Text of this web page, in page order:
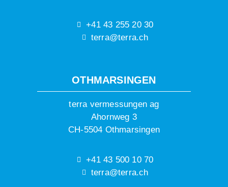
+41 43 255 20 30
terra@terra.ch
OTHMARSINGEN
terra vermessungen ag
Ahornweg 3
CH-5504 Othmarsingen
+41 43 500 10 70
terra@terra.ch